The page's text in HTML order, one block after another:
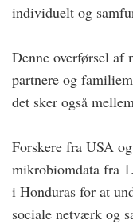
individuelt og
Denne overførsel
partnere og
det sker også
Forskere fra USA
mikrobiomdata fra
i Honduras for at
sociale netværk og